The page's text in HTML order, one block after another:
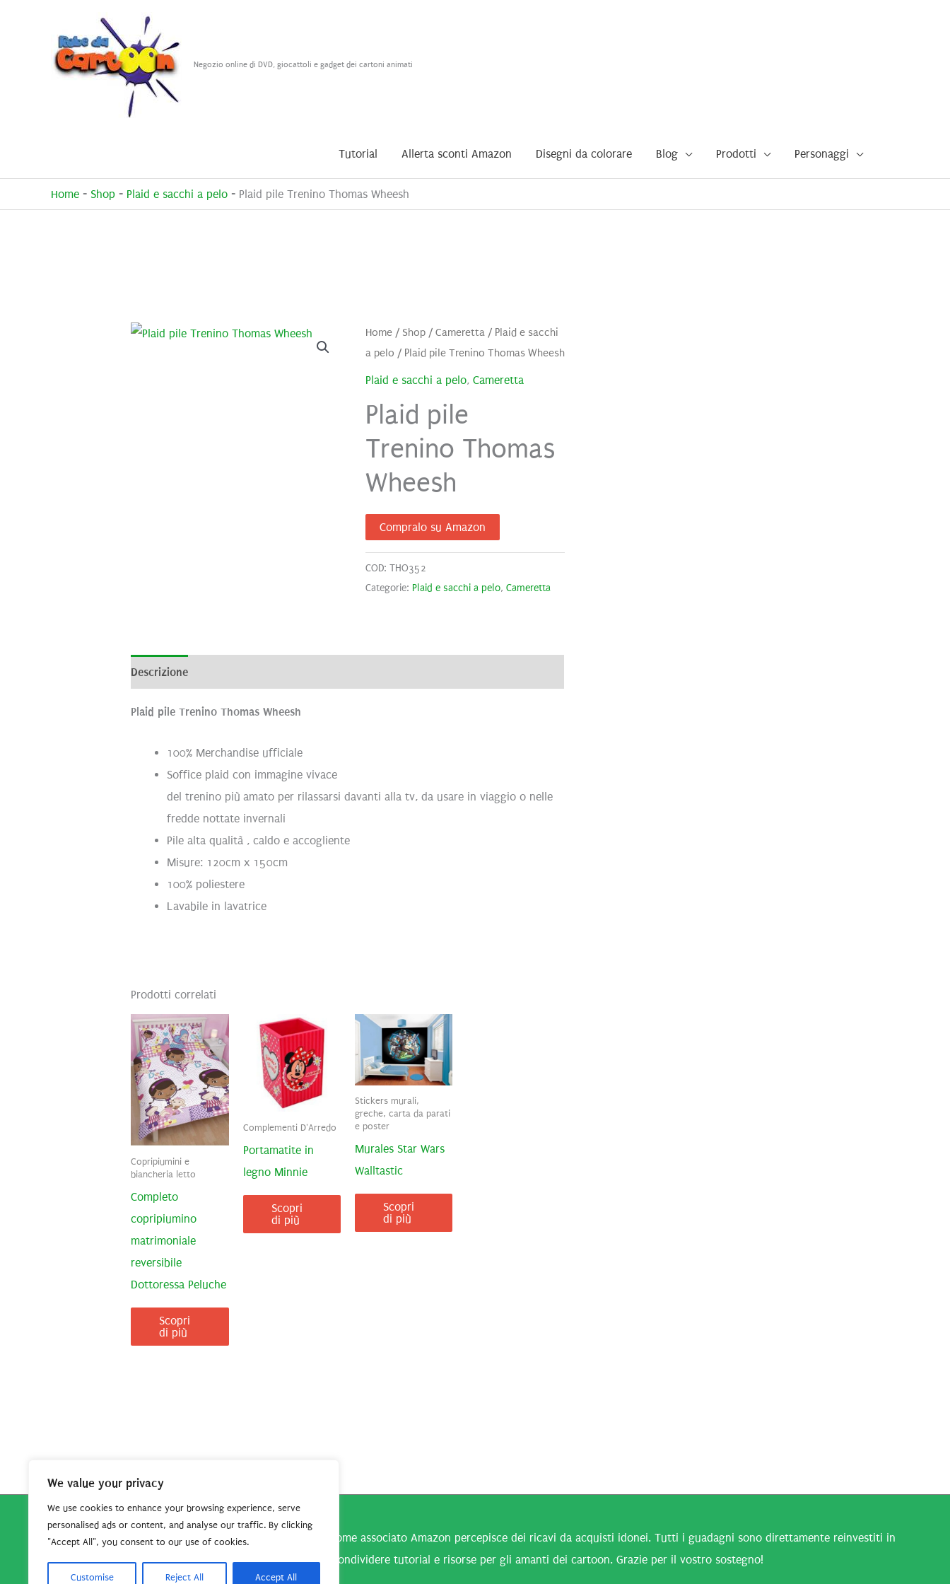
We value your privacy
We use cookies to enhance your browsing experience, serve
personalised ads or content, and analyse our traffic. By clicking
"Accept All", you consent to our use of cookies.
Customise Reject All Accept All
Negozio online di DVD, giocattoli e gadget dei cartoni animati
Tutorial Allerta sconti Amazon Disegni da colorare Blog Prodotti Personaggi
Home - Shop - Plaid e sacchi a pelo - Plaid pile Trenino Thomas Wheesh
Home/ Shop/ Cameretta/ Plaid e sacchi
a pelo / Plaid pile Trenino Thomas Wheesh
Plaid e sacchi a pelo, Cameretta
Plaid pile
Trenino Thomas
Wheesh
Compralo su Amazon
COD: THO352
Categorie: Plaid e sacchi a pelo, Cameretta
Descrizione
Plaid pile Trenino Thomas Wheesh
100% Merchandise ufficiale
Soffice plaid con immagine vivace
del trenino più amato per rilassarsi davanti alla tv, da usare in viaggio o nelle
fredde nottate invernali
Pile alta qualità , caldo e accogliente
Misure: 120cm x 150cm
100% poliestere
Lavabile in lavatrice
Prodotti correlati
Copripiumini e
biancheria letto
Completo
copripiumino
matrimoniale
reversibile
Dottoressa Peluche
Scopri
di più
Complementi D'Arredo
Portamatite in
legno Minnie
Scopri
di più
Stickers murali,
greche, carta da parati
e poster
Murales Star Wars
Walltastic
Scopri
di più
Copyright © 2026Robe da Cartoon| Robe da Cartoon come associato Amazon percepisce dei ricavi da acquisti idonei. Tutti i guadagni sono direttamente reinvestiti in
questo sito per continuare a condividere tutorial e risorse per gli amanti dei cartoon. Grazie per il vostro sostegno!